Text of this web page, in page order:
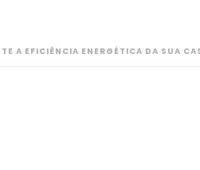
A EFICIÊNCIA ENERGÉTICA DA SUA